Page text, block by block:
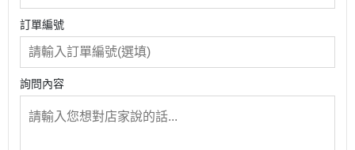
訂單編號
詢問內容